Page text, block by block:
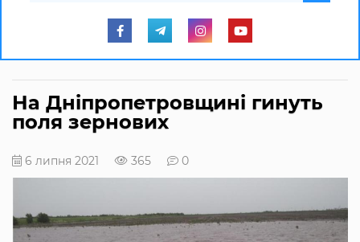
На Дніпропетровщині гинуть
поля зернових
6 липня 2021 365 0